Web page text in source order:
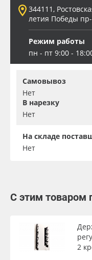
344111,
летия Победы
Режим работы
пн - пт 9:00 -
Самовывоз
Нет
В нарезку
Нет
На складе
Нет
С этим товаром
2